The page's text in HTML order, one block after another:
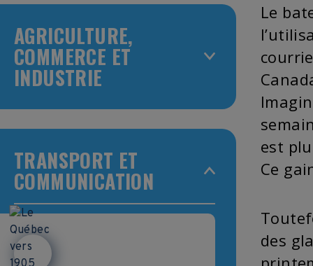
AGRICULTURE,
COMMERCE ET
INDUSTRIE
TRANSPORT ET
COMMUNICATION
Le
est
Ce
des